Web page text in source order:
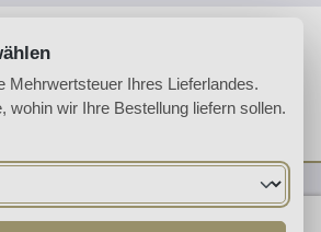
Du hast 0
Mehrwertsteuer Ihres Lieferlandes.
wohin wir Ihre Bestellung liefern sollen.